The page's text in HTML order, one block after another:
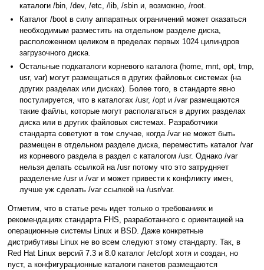
каталоги /bin, /dev, /etc, /lib, /sbin и, возможно, /root.
Каталог /boot в силу аппаратных ограничений может оказаться
необходимым разместить на отдельном разделе диска,
расположенном целиком в пределах первых 1024 цилиндров
загрузочного диска.
Остальные подкаталоги корневого каталога (home, mnt, opt, tmp,
usr, var) могут размещаться в других файловых системах (на
других разделах или дисках). Более того, в стандарте явно
постулируется, что в каталогах /usr, /opt и /var размещаются
такие файлы, которые могут располагаться в других разделах
диска или в других файловых системах. Разработчики
стандарта советуют в том случае, когда /var не может быть
размещен в отдельном разделе диска, переместить каталог /var
из корневого раздела в раздел с каталогом /usr. Однако /var
нельзя делать ссылкой на /usr потому что это затрудняет
разделение /usr и /var и может привести к конфликту имен,
лучше уж сделать /var ссылкой на /usr/var.
Отметим, что в статье речь идет только о требованиях и
рекомендациях стандарта FHS, разработанного с ориентацией на
операционные системы Linux и BSD. Даже конкретные
дистрибутивы Linux не во всем следуют этому стандарту. Так, в
Red Hat Linux версий 7.3 и 8.0 каталог /etc/opt хотя и создан, но
пуст, а конфигурационные каталоги пакетов размещаются